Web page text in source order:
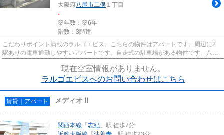
大阪府八尾市二俣 １丁目
-
築年数：築6年
階数：3階建
こだわりポイント満載のラルゴエビス。こちらの物件はアパートです。周辺に2
駅ありの電車通勤しやすいアパートです。自走式の駐車場がある物件です。八尾
市エリアにある賃貸情報のこと...
現在空室情報がありません。
ラルゴエビスへのお問い合わせはこちら
賃貸｜アパート メディオⅡ
関西本線 「志紀 」駅 徒歩7分